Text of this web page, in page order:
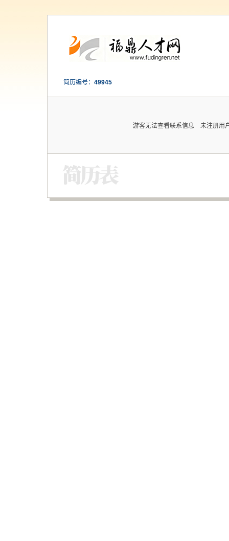
简历编号： 49945
游客无法查看联系信息 未注册用